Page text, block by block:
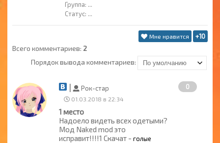
Группа: ...
Статус: ...
Мне нравится +10
Всего комментариев: 2
Порядок вывода комментариев:
Рок-cтар
01.03.2018 в 22:34
1 место
Надоело видеть всех одетыми?
Мод Naked mod это
исправит!!!!1 Скачат - голые
0